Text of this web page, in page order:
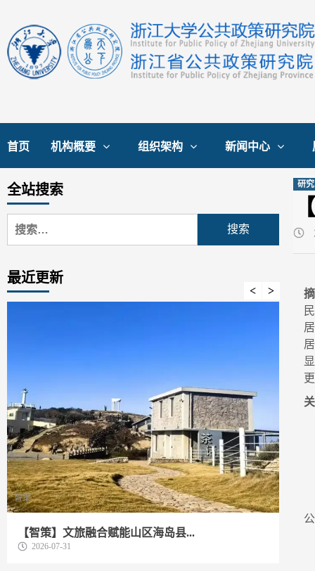
content
首页 机构概要 组织架构 新闻中心
研究
全站搜索
搜
索：
最近更新
智策
【智策】文旅融合赋能山区海岛县...
2026-07-31